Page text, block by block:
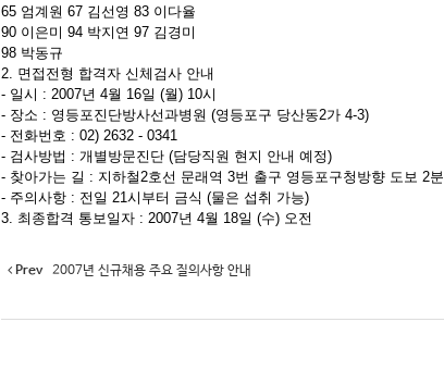
65 엄계원 67 김선영 83 이다율
90 이은미 94 박지연 97 김경미
98 박동규
2. 면접전형 합격자 신체검사 안내
- 일시 : 2007년 4월 16일 (월) 10시
- 장소 : 영등포진단방사선과병원 (영등포구 당산동2가 4-3)
- 전화번호 : 02) 2632 - 0341
- 검사방법 : 개별방문진단 (담당직원 현지 안내 예정)
- 찾아가는 길 : 지하철2호선 문래역 3번 출구 영등포구청방향 도보 2분
- 주의사항 : 전일 21시부터 금식 (물은 섭취 가능)
3. 최종합격 통보일자 : 2007년 4월 18일 (수) 오전
Prev 2007년 신규채용 주요 질의사항 안내